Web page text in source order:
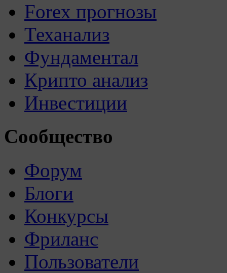
Forex прогнозы
Теханализ
Фундаментал
Крипто анализ
Инвестиции
Сообщество
Форум
Блоги
Конкурсы
Фриланс
Пользователи